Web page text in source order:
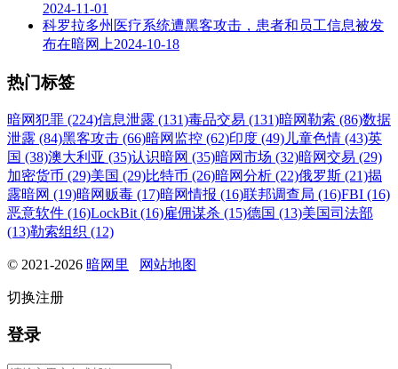
2024-11-01
科罗拉多州医疗系统遭黑客攻击，患者和员工信息被发
布在暗网上2024-10-18
热门标签
暗网犯罪 (224)信息泄露 (131)毒品交易 (131)暗网勒索 (86)数据
泄露 (84)黑客攻击 (66)暗网监控 (62)印度 (49) 儿童色情 (43)英
国 (38)澳大利亚 (35)认识暗网 (35)暗网市场 (32)暗网交易 (29)
加密货币 (29)美国 (29)比特币 (26)暗网分析 (22)俄罗斯 (21)揭
露暗网 (19)暗网贩毒 (17)暗网情报 (16)联邦调查局 (16)FBI (16)
恶意软件 (16)LockBit (16)雇佣谋杀 (15)德国 (13)美国司法部
(13)勒索组织 (12)
© 2021-2026 暗网里 网站地图
切换注册
登录